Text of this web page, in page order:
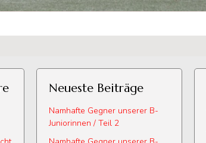
Neueste Beiträge
Namhafte Gegner unserer B-
Juniorinnen / Teil 2